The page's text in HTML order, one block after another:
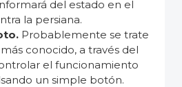
del estado en el
la persiana.
Probablemente se trate
conocido, a través del
el funcionamiento
un simple botón.